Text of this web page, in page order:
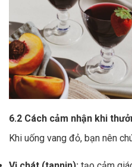
6.2 Cách cảm nhận khi
Khi uống vang đỏ, bạn nên